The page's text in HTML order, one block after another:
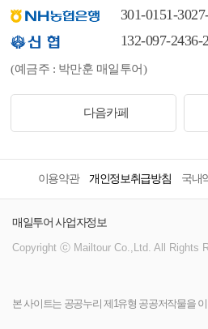
301-0151-
132-097-2436-
(예금주 : 박만훈 매일투어)
다음카페
이용약관 개인정보취급방침 국내
매일투어 사업자정보
Copyright ⓒ Mailtour Co.,Ltd. All Rights
본 사이트는 공공누리 제1유형 공공저작물을